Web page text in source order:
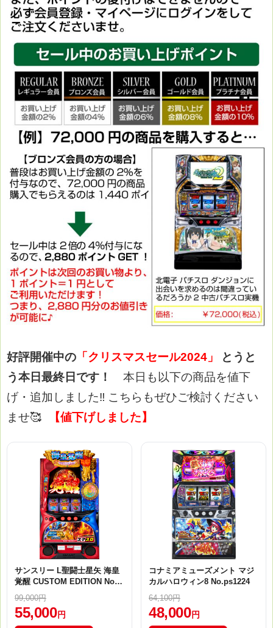
好評開催中の 「クリスマスセール2024」
とうと
う本日最終日です！
本日も以下の商品を値下
げ・追加しました‼ こちらもぜひご検討ください
ませ🥰
【値下げしました】
サンスリー L聖闘士星矢 海皇
覚醒 CUSTOM EDITION No.p
99,000円
55,000 円
コナミアミューズメント マジ
カルハロウィン8 No.ps1224
64,100円
48,000 円